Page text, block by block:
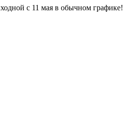
с 11 мая в обычном графике!